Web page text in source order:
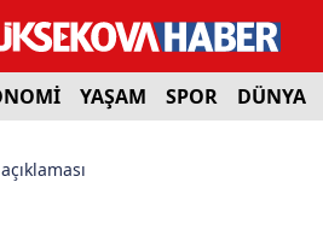
YAŞAM SPOR DÜNYA